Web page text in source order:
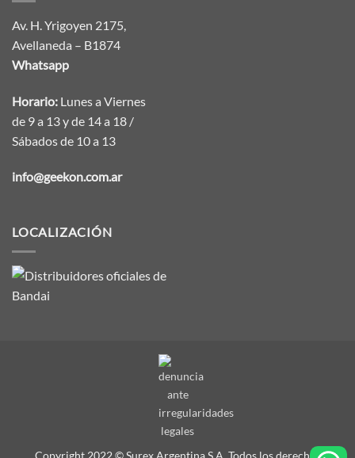
Av. H. Yrigoyen 2175,
Avellaneda – B1874
Whatsapp
Horario: Lunes a Viernes
de 9 a 13 y de 14 a 18 /
Sábados de 10 a 13
info@geekon.com.ar
LOCALIZACIÓN
Copyright 2022 © Surex Argentina S.A. Todos los derechos